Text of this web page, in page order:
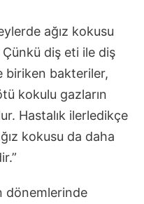
ağız kokusu
diş eti ile diş
biriken bakteriler,
kokulu gazların
Hastalık ilerledikçe
kokusu da daha
dönemlerinde